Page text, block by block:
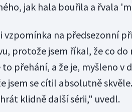
jak hala bouřila a řvala
vzpomínka na předsezonní
protože jsem říkal, že co do
to přehání, a že je, myšleno v
jsem se cítil absolutně
klidně další sérii," uvedl.